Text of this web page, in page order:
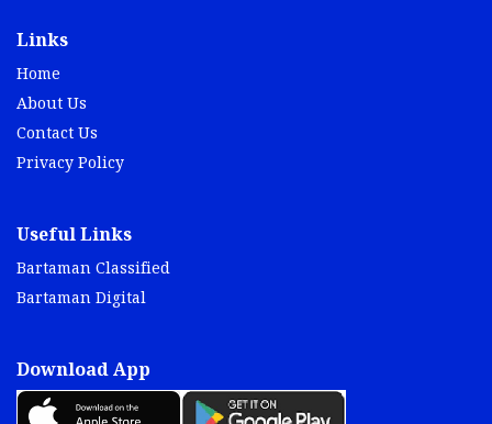
Links
Home
About Us
Contact Us
Privacy Policy
Useful Links
Bartaman Classified
Bartaman Digital
Download App